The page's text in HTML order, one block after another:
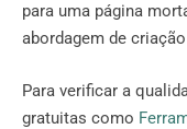
para uma página
abordagem de
Para verificar a
gratuitas como